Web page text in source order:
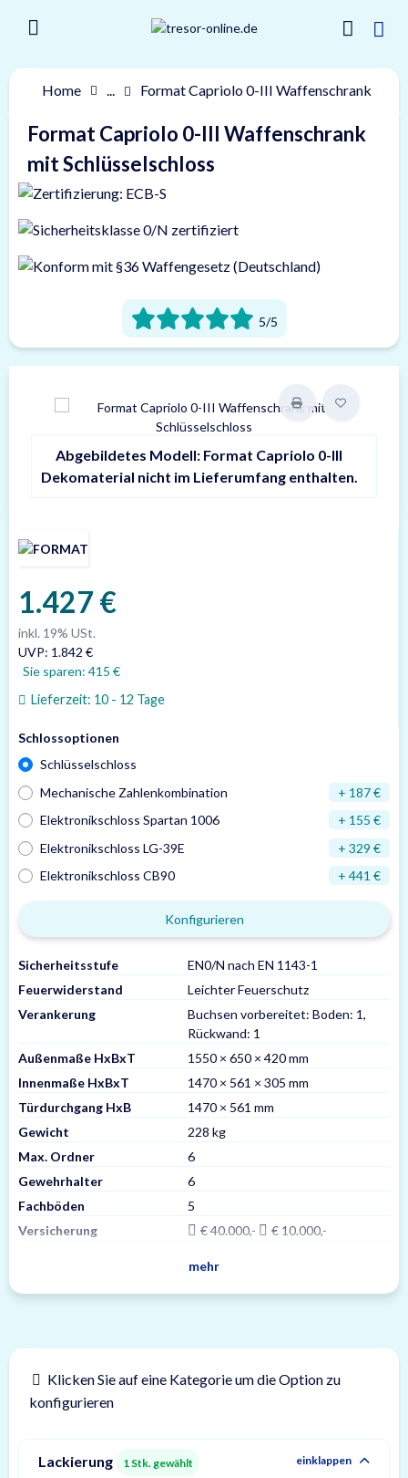
Home ... Format Capriolo 0-III Waffenschrank
Format Capriolo 0-III Waffenschrank
mit Schlüsselschloss
5/5
Abgebildetes Modell: Format Capriolo 0-III
Dekomaterial nicht im Lieferumfang enthalten.
1.427 €
inkl. 19% USt.
UVP: 1.842 €
Sie sparen: 415 €
Lieferzeit: 10 - 12 Tage
Schlossoptionen
Schlüsselschloss
Mechanische Zahlenkombination
+ 187 €
Elektronikschloss Spartan 1006
+ 155 €
Elektronikschloss LG-39E
+ 329 €
Elektronikschloss CB90
+ 441 €
Konfigurieren
Sicherheitsstufe
EN0/N nach EN 1143-1
Feuerwiderstand
Leichter Feuerschutz
Verankerung
Buchsen vorbereitet: Boden: 1,
Rückwand: 1
Außenmaße HxBxT
1550 × 650 × 420 mm
Innenmaße HxBxT
1470 × 561 × 305 mm
Türdurchgang HxB
1470 × 561 mm
Gewicht
228 kg
Max. Ordner
6
Gewehrhalter
6
Fachböden
5
Versicherung
€ 40.000,- € 10.000,-
mehr
Klicken Sie auf eine Kategorie um die Option zu
konfigurieren
Lackierung 1 Stk. gewählt einklappen